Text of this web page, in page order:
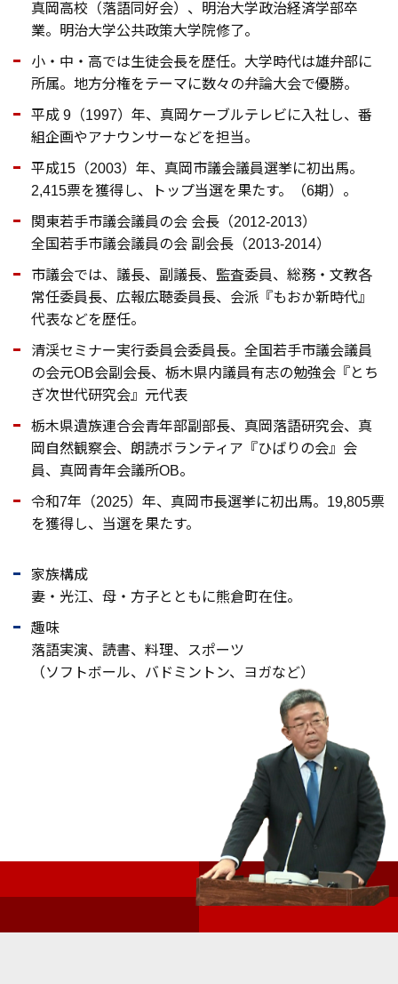
真岡高校（落語同好会）、明治大学政治経済学部卒
業。明治大学公共政策大学院修了。
小・中・高では生徒会長を歴任。大学時代は雄弁部に
所属。地方分権をテーマに数々の弁論大会で優勝。
平成 9（1997）年、真岡ケーブルテレビに入社し、番
組企画やアナウンサーなどを担当。
平成15（2003）年、真岡市議会議員選挙に初出馬。
2,415票を獲得し、トップ当選を果たす。（6期）。
関東若手市議会議員の会 会長（2012-2013）
全国若手市議会議員の会 副会長（2013-2014）
市議会では、議長、副議長、監査委員、総務・文教各
常任委員長、広報広聴委員長、会派『もおか新時代』
代表などを歴任。
清渓セミナー実行委員会委員長。全国若手市議会議員
の会元OB会副会長、栃木県内議員有志の勉強会『とち
ぎ次世代研究会』元代表
栃木県遺族連合会青年部副部長、真岡落語研究会、真
岡自然観察会、朗読ボランティア『ひばりの会』会
員、真岡青年会議所OB。
令和7年（2025）年、真岡市長選挙に初出馬。19,805票
を獲得し、当選を果たす。
家族構成
妻・光江、母・方子とともに熊倉町在住。
趣味
落語実演、読書、料理、スポーツ
（ソフトボール、バドミントン、ヨガなど）